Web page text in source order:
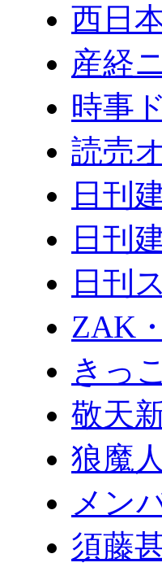
西日
産経
時事
読売
日刊
日刊
日刊
ZAK
きっ
敬天
狼魔
メン
須藤